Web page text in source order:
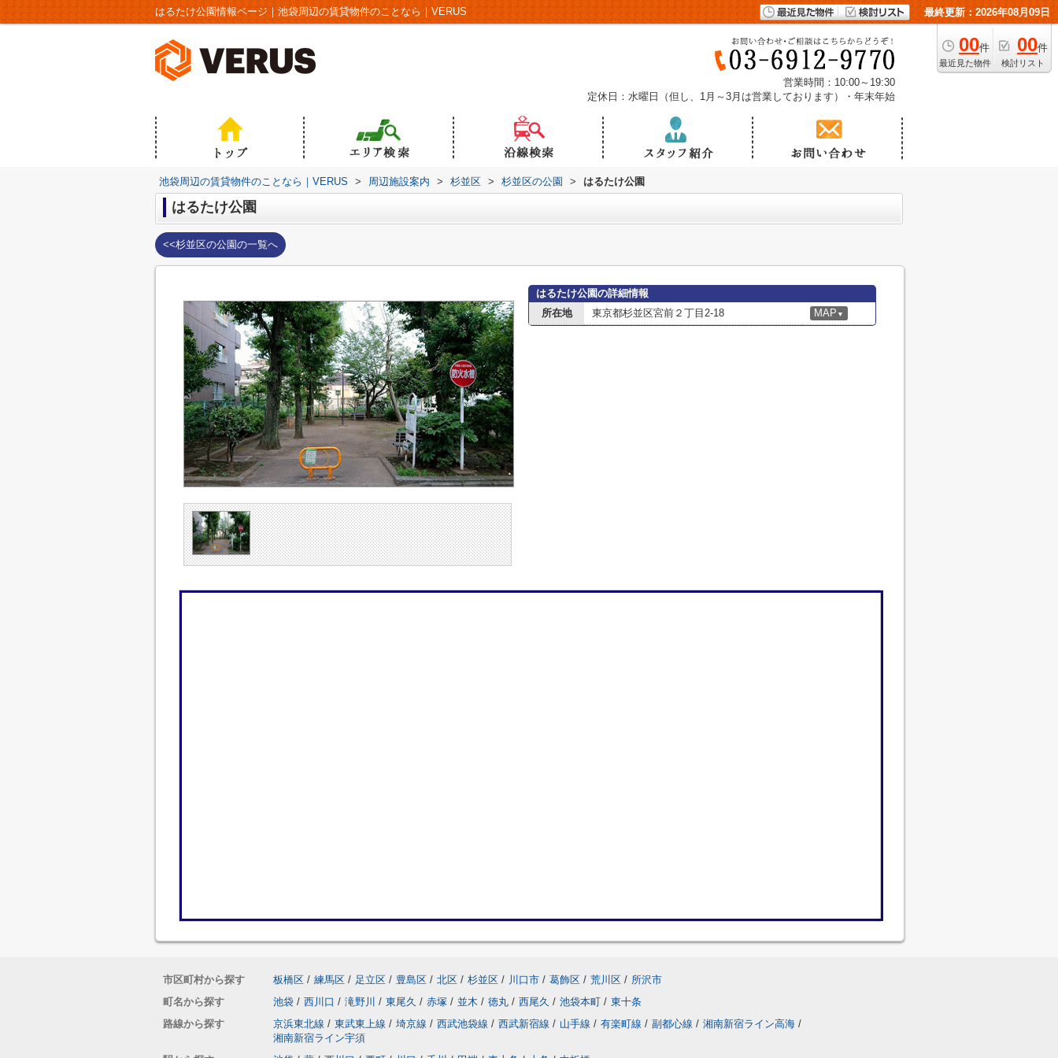
はるたけ公園情報ページ｜池袋周辺の賃貸物件のことなら｜VERUS 最終更新：2026年08月09日
00件
最近見た物件
00件
検討リスト
営業時間：10:00～19:30
定休日：水曜日（但し、1月～3月は営業しております）・年末年始
池袋周辺の賃貸物件のことなら｜VERUS > 周辺施設案内 > 杉並区 > 杉並区の公園 > はるたけ公園
はるたけ公園
<<杉並区の公園の一覧へ
はるたけ公園の詳細情報
所在地
東京都杉並区宮前２丁目2-18 MAP ▼
市区町村から探す 板橋区 / 練馬区 / 足立区 / 豊島区 / 北区 / 杉並区 / 川口市 / 葛飾区 / 荒川区 / 所沢市
町名から探す
池袋 / 西川口 / 滝野川 / 東尾久 / 赤塚 / 並木 / 徳丸 / 西尾久 / 池袋本町 / 東十条
路線から探す
京浜東北線 / 東武東上線 / 埼京線 / 西武池袋線 / 西武新宿線 / 山手線 / 有楽町線 / 副都心線 / 湘南新宿ライン高海 /
湘南新宿ライン宇須